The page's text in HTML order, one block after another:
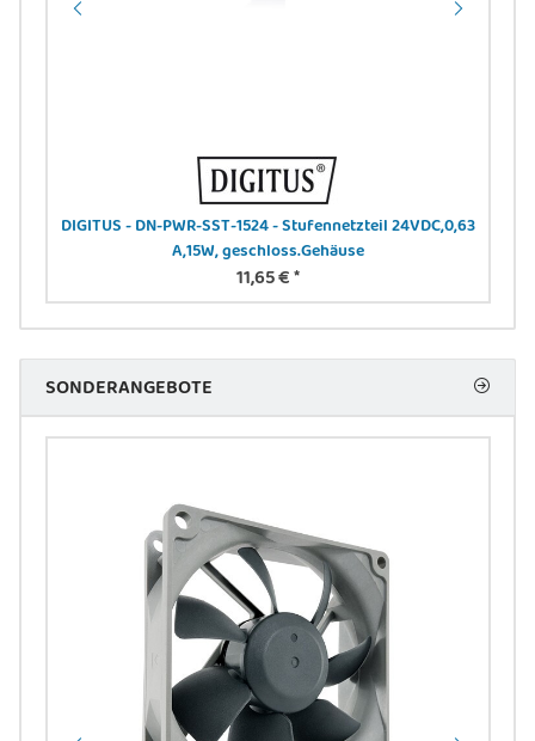
DIGITUS - DN-PWR-SST-1524 - Stufennetzteil 24VDC,0,63
A,15W, geschloss.Gehäuse
11,65 €*
SONDERANGEBOTE